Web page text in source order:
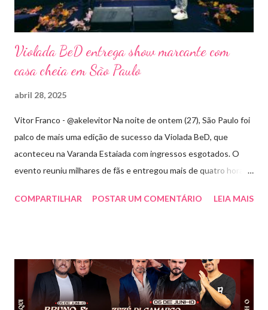
Violada BeD entrega show marcante com
casa cheia em São Paulo
abril 28, 2025
Vitor Franco - @akelevitor Na noite de ontem (27), São Paulo foi
palco de mais uma edição de sucesso da Violada BeD, que
aconteceu na Varanda Estaiada com ingressos esgotados. O
evento reuniu milhares de fãs e entregou mais de quatro horas
de hits, Bruninho & Davi incendiaram o palco e contaram com
única, com o público cantando junto do início ao fim. Criado em
2018, o projeto Violada BeD se tornou uma verdadeira marca
registrada da carreira da dupla, oferecendo ao público um show
COMPARTILHAR POSTAR UM COMENTÁRIO LEIA MAIS